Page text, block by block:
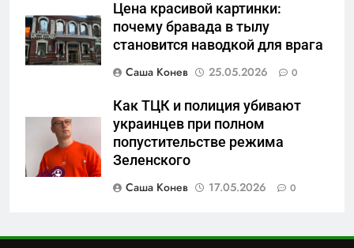
Цена красивой картинки:
почему бравада в тылу
становится наводкой для врага
Саша Конев
25.05.2026 0
Как ТЦК и полиция убивают
украинцев при полном
попустительстве режима
Зеленского
Саша Конев
17.05.2026 0
7
Перезагрузка в Удмуртии:
результат управленческих
провалов и уязвимости
региона
Зачистка неба: Силовой
передел авиаотрасли
САНКТ-ПЕТЕРБУРГ И ОБЛАСТЬ